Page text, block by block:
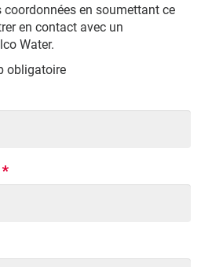
en soumettant ce
en contact avec un
Water.
obligatoire